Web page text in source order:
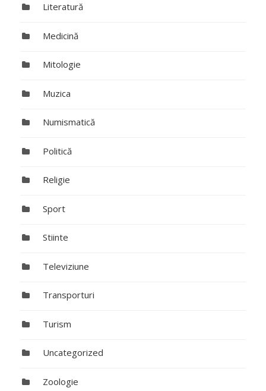
Literatură
Medicină
Mitologie
Muzica
Numismatică
Politică
Religie
Sport
Stiinte
Televiziune
Transporturi
Turism
Uncategorized
Zoologie